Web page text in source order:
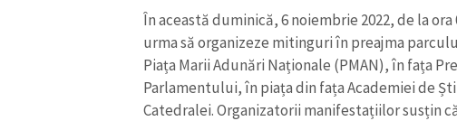
În această duminică, 6 noiembrie 2022, de la ora
urma să organizeze mitinguri în preajma
Piața Marii Adunări Naționale (PMAN), în fața
Parlamentului, în piața din fața Academiei de
Catedralei. Organizatorii manifestațiilor susțin